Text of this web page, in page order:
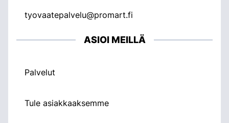
tyovaatepalvelu@promart.fi
ASIOI MEILLÄ
Palvelut
Tule asiakkaaksemme